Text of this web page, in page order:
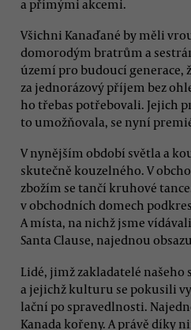
a přímými akcemi.
Všichni Kanaďané by měli
domorodým bratrům a
území pro budoucí generace,
za jednorázový příjem bez
ho třebas potřebovali. Jejich
to umožňovala, se nyní
V nynějším období světla a
skutečně kouzelného. V
zbožím se tančí kruhové
v obchodních domech
A místa, na nichž jsme
Santa Clause, najednou
Lidé, jimž zakladatelé
a jejichž kulturu se pokusili
lační po spravedlnosti.
Kanada kořeny. A právě díky